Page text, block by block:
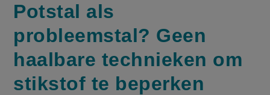
Potstal als
probleemstal? Geen
haalbare technieken om
stikstof te beperken